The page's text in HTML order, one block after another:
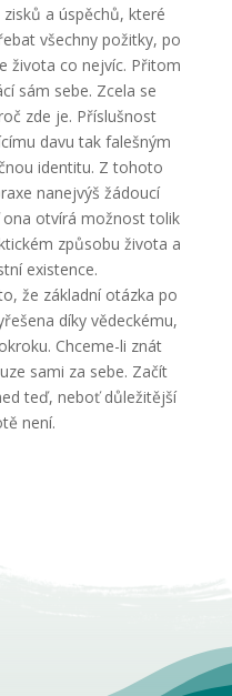
a úspěchů, které
všechny požitky, po
života co nejvíc. Přitom
sám sebe. Zcela se
zde je. Příslušnost
davu tak falešným
identitu. Z tohoto
nanejvýš žádoucí
otvírá možnost tolik
způsobu života a
existence.
základní otázka po
díky vědeckému,
Chceme-li znát
sami za sebe. Začít
teď, neboť důležitější
není.